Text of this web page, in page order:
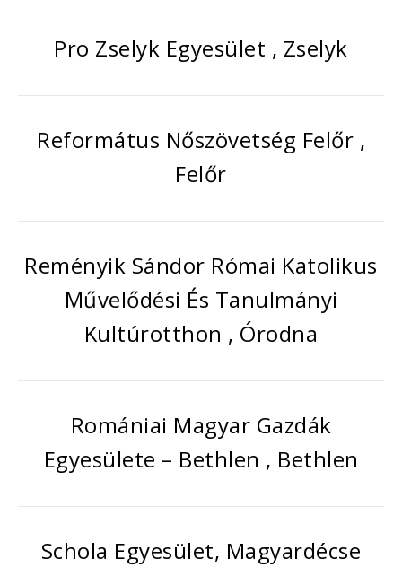
Pro Zselyk Egyesület , Zselyk
Református Nőszövetség Felőr ,
Felőr
Reményik Sándor Római Katolikus
Művelődési És Tanulmányi
Kultúrotthon , Órodna
Romániai Magyar Gazdák
Egyesülete – Bethlen , Bethlen
Schola Egyesület, Magyardécse